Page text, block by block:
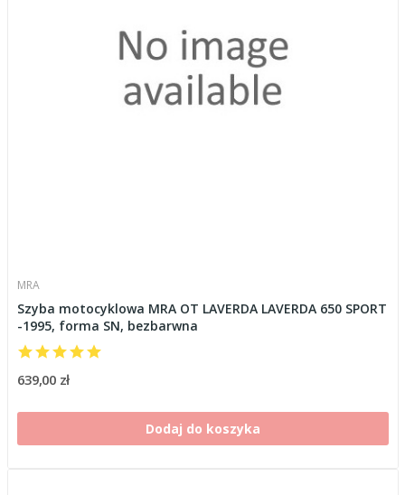
MRA
Szyba motocyklowa MRA OT LAVERDA LAVERDA 650 SPORT
-1995, forma SN, bezbarwna
639,00 zł
Dodaj do koszyka